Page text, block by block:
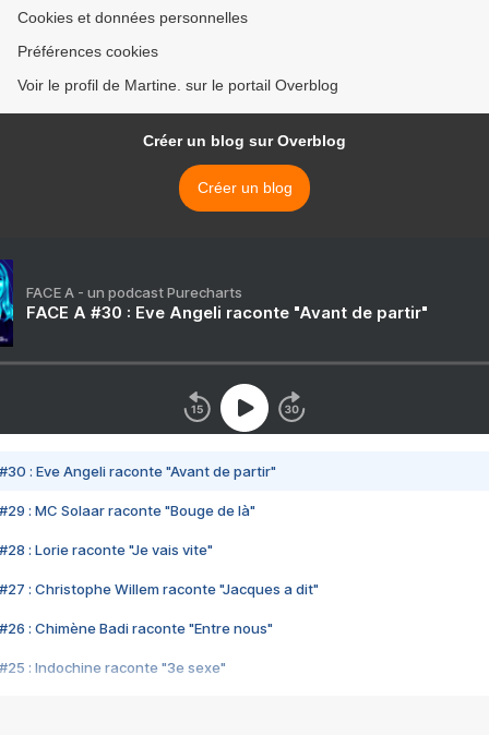
Cookies et données personnelles
Préférences cookies
Voir le profil de Martine. sur le portail Overblog
Créer un blog sur Overblog
Créer un blog
FACE A - un podcast Purecharts
FACE A #30 : Eve Angeli raconte "Avant de partir"
#30 : Eve Angeli raconte "Avant de partir"
#29 : MC Solaar raconte "Bouge de là"
#28 : Lorie raconte "Je vais vite"
#27 : Christophe Willem raconte "Jacques a dit"
#26 : Chimène Badi raconte "Entre nous"
#25 : Indochine raconte "3e sexe"